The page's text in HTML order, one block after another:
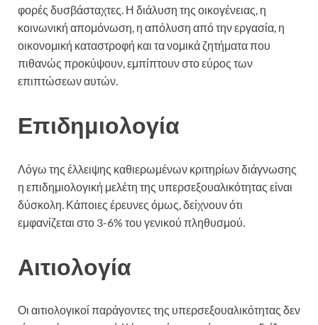
φορές δυσβάσταχτες. Η διάλυση της οικογένειας, η
κοινωνική απομόνωση, η απόλυση από την εργασία, η
οικονομική καταστροφή και τα νομικά ζητήματα που
πιθανώς προκύψουν, εμπίπτουν στο εύρος των
επιπτώσεων αυτών.
Επιδημιολογία
Λόγω της έλλειψης καθιερωμένων κριτηρίων διάγνωσης
η επιδημιολογική μελέτη της υπερσεξουαλικότητας είναι
δύσκολη. Κάποιες έρευνες όμως, δείχνουν ότι
εμφανίζεται στο 3-6% του γενικού πληθυσμού.
Αιτιολογία
Οι αιτιολογικοί παράγοντες της υπερσεξουαλικότητας δεν